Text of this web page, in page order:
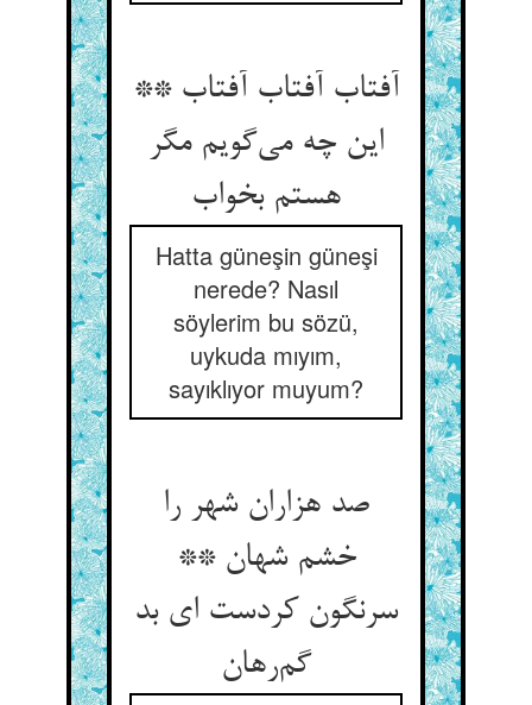
آفتاب آفتاب آفتاب **
این چه می‌گویم مگر
هستم بخواب
Hatta güneşin güneşi
nerede? Nasıl
söylerim bu sözü,
uykuda mıyım,
sayıklıyor muyum?
صد هزاران شهر را
خشم شهان **
سرنگون کردست ای بد
گم‌رهان